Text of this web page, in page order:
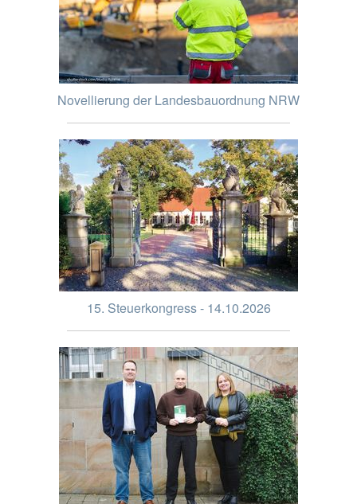
Novellierung der Landesbauordnung NRW
15. Steuerkongress - 14.10.2026